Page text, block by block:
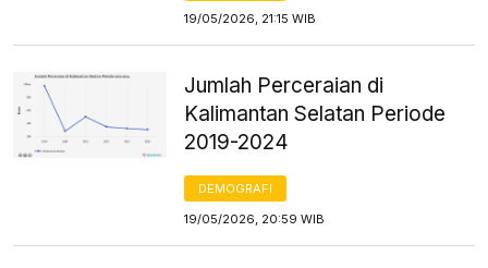
19/05/2026, 21:15 WIB
Jumlah Perceraian di
Kalimantan Selatan Periode
2019-2024
DEMOGRAFI
19/05/2026, 20:59 WIB